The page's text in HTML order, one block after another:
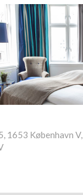
1653 København V,